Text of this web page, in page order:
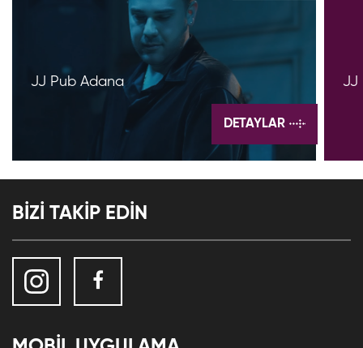
JJ Pub Adana
DETAYLAR
JJ
BİZİ TAKİP EDİN